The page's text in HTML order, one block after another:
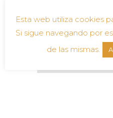
Añadir al
Esta web utiliza cookies
Si sigue navegando por
de las mismas.